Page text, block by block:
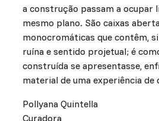
a construção passam a ocupar
mesmo plano. São caixas
monocromáticas que contêm,
ruína e sentido projetual; é
construída se apresentasse,
material de uma experiência de
Pollyana Quintella
Curadora